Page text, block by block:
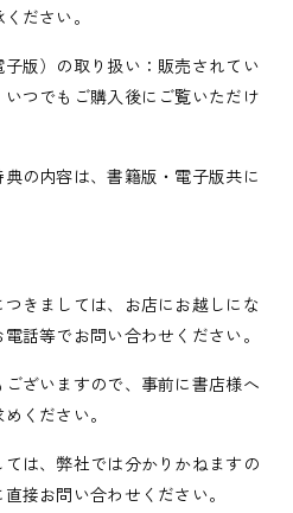
ださい。
版）の取り扱い：販売されてい
つでもご購入後にご覧いただけ
の内容は、書籍版・電子版共に
きましては、お店にお越しにな
話等でお問い合わせください。
ざいますので、事前に書店様へ
ください。
は、弊社では分かりかねますの
接お問い合わせください。